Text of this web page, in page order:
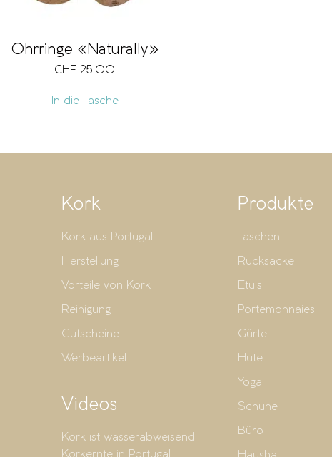
Ohrringe «Naturally»
CHF 25.00
In die Tasche
Kork
Kork aus Portugal
Herstellung
Vorteile von Kork
Reinigung
Gutscheine
Werbeartikel
Videos
Kork ist wasserabweisend
Korkernte in Portugal
Produkte
Taschen
Rucksäcke
Etuis
Portemonnaies
Gürtel
Hüte
Yoga
Schuhe
Büro